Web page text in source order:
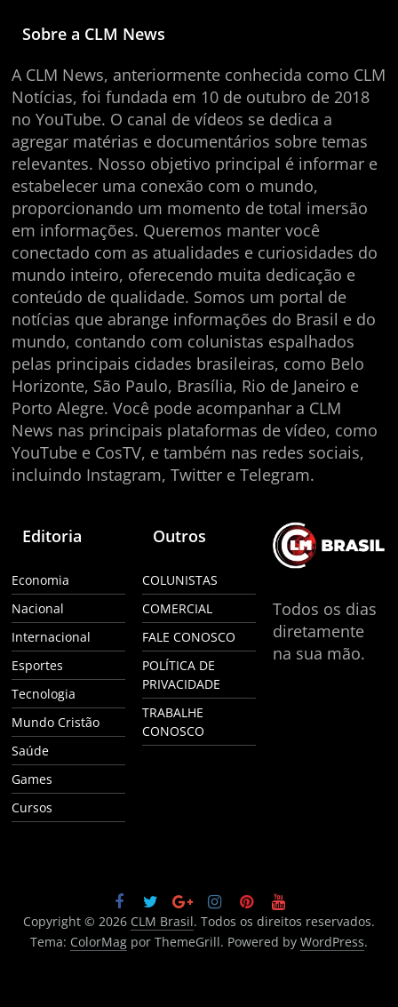
Sobre a CLM News
A CLM News, anteriormente conhecida como CLM
Notícias, foi fundada em 10 de outubro de 2018
no YouTube. O canal de vídeos se dedica a
agregar matérias e documentários sobre temas
relevantes. Nosso objetivo principal é informar e
estabelecer uma conexão com o mundo,
proporcionando um momento de total imersão
em informações. Queremos manter você
conectado com as atualidades e curiosidades do
mundo inteiro, oferecendo muita dedicação e
conteúdo de qualidade. Somos um portal de
notícias que abrange informações do Brasil e do
mundo, contando com colunistas espalhados
pelas principais cidades brasileiras, como Belo
Horizonte, São Paulo, Brasília, Rio de Janeiro e
Porto Alegre. Você pode acompanhar a CLM
News nas principais plataformas de vídeo, como
YouTube e CosTV, e também nas redes sociais,
incluindo Instagram, Twitter e Telegram.
Editoria
Economia
Nacional
Internacional
Esportes
Tecnologia
Mundo Cristão
Saúde
Games
Cursos
Outros
COLUNISTAS
COMERCIAL
FALE CONOSCO
POLÍTICA DE
PRIVACIDADE
TRABALHE
CONOSCO
Todos os dias
diretamente
na sua mão.
Copyright © 2026 CLM Brasil. Todos os direitos reservados.
Tema: ColorMagpor ThemeGrill. Powered by WordPress.